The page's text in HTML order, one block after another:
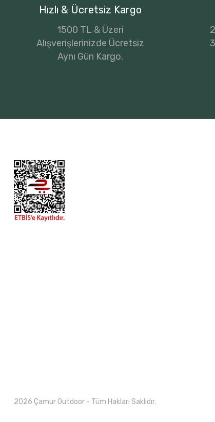
Hızlı & Ücretsiz Kargo
1500 TL & Üzeri
Alışverişlerinizde Ücretsiz
Aynı Gün Kargo.
2026 Çamur Outdoor - Tüm Hakları Saklıdır.